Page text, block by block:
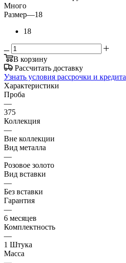
Много
Размер—18
18
В корзину
Рассчитать доставку
Узнать условия рассрочки и кредита
Характеристики
Проба
—
375
Коллекция
—
Вне коллекции
Вид металла
—
Розовое золото
Вид вставки
—
Без вставки
Гарантия
—
6 месяцев
Комплектность
—
1 Штука
Масса